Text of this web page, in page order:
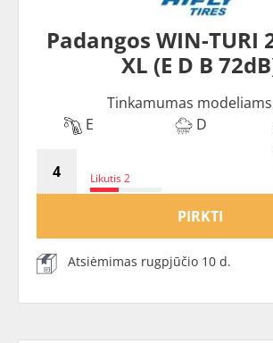
Padangos WIN-TURI
XL (E D B
Tinkamumas
E
D
Likutis 2
PIRKTI
Atsiėmimas rugpjūčio 10 d.